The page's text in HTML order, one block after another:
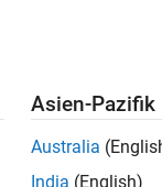
you check the
Asien-Pazifik
Australia
India (English)